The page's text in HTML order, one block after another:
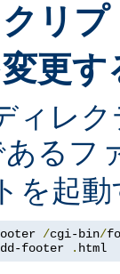
リ
更す
ィレ
るフ
を起
/cgi-bin/
footer . html